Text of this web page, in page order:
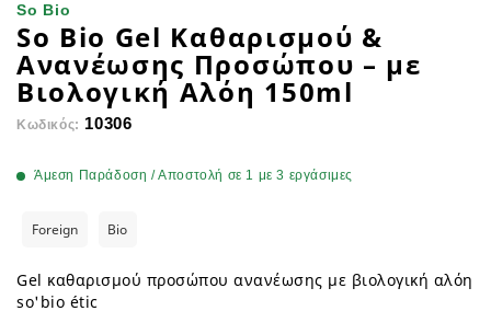
So Bio
So Bio Gel Καθαρισμού &
Ανανέωσης Προσώπου – με
Βιολογική Αλόη 150ml
Κωδικός: 10306
Άμεση Παράδοση / Αποστολή σε 1 με 3 εργάσιμες
Foreign Bio
Gel καθαρισμού προσώπου ανανέωσης με βιολογική αλόη
so'bio étic